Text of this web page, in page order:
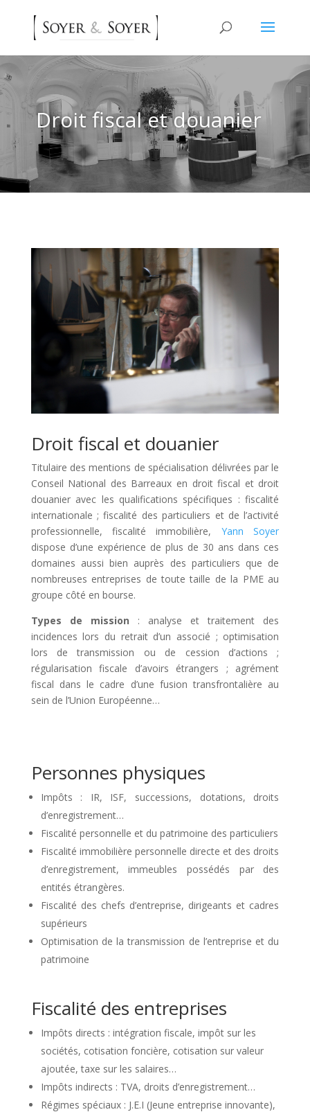
Droit fiscal et douanier
Droit fiscal et douanier
Titulaire des mentions de spécialisation délivrées par le
Conseil National des Barreaux en droit fiscal et droit
douanier avec les qualifications spécifiques : fiscalité
internationale ; fiscalité des particuliers et de l’activité
professionnelle, fiscalité immobilière, Yann Soyer
dispose d’une expérience de plus de 30 ans dans ces
domaines aussi bien auprès des particuliers que de
nombreuses entreprises de toute taille de la PME au
groupe côté en bourse.
Types de mission : analyse et traitement des
incidences lors du retrait d’un associé ; optimisation
lors de transmission ou de cession d’actions ;
régularisation fiscale d’avoirs étrangers ; agrément
fiscal dans le cadre d’une fusion transfrontalière au
sein de l’Union Européenne…
Personnes physiques
Impôts : IR, ISF, successions, dotations, droits
d’enregistrement…
Fiscalité personnelle et du patrimoine des particuliers
Fiscalité immobilière personnelle directe et des droits
d’enregistrement, immeubles possédés par des
entités étrangères.
Fiscalité des chefs d’entreprise, dirigeants et cadres
supérieurs
Optimisation de la transmission de l’entreprise et du
patrimoine
Fiscalité des entreprises
Impôts directs : intégration fiscale, impôt sur les
sociétés, cotisation foncière, cotisation sur valeur
ajoutée, taxe sur les salaires…
Impôts indirects : TVA, droits d’enregistrement…
Régimes spéciaux : J.E.I (Jeune entreprise innovante),